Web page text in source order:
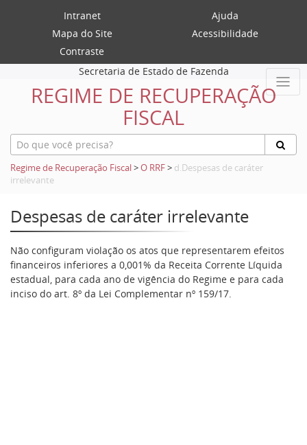
Intranet
Ajuda
Mapa do Site
Acessibilidade
Contraste
Secretaria de Estado de Fazenda
REGIME DE RECUPERAÇÃO
FISCAL
Regime de Recuperação Fiscal>O RRF> d.Despesas de caráter
irrelevante
Despesas de caráter irrelevante
Não configuram violação os atos que representarem efeitos
financeiros inferiores a 0,001% da Receita Corrente Líquida
estadual, para cada ano de vigência do Regime e para cada
inciso do art. 8º da Lei Complementar nº 159/17.